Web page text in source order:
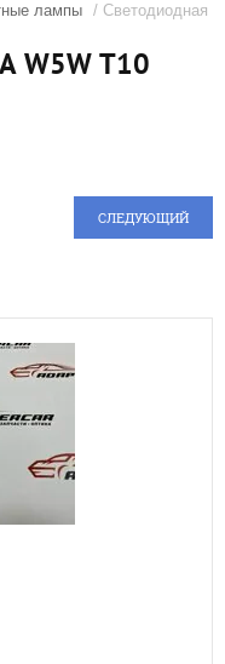
лампы / Светодиодная
T10
СЛЕДУЮЩИЙ